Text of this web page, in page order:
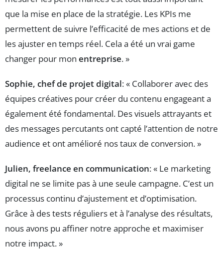
que la mise en place de la stratégie. Les KPIs me
permettent de suivre l’efficacité de mes actions et de
les ajuster en temps réel. Cela a été un vrai game
changer pour mon entreprise. »
Sophie, chef de projet digital: « Collaborer avec des
équipes créatives pour créer du contenu engageant a
également été fondamental. Des visuels attrayants et
des messages percutants ont capté l’attention de notre
audience et ont amélioré nos taux de conversion. »
Julien, freelance en communication: « Le marketing
digital ne se limite pas à une seule campagne. C’est un
processus continu d’ajustement et d’optimisation.
Grâce à des tests réguliers et à l’analyse des résultats,
nous avons pu affiner notre approche et maximiser
notre impact. »